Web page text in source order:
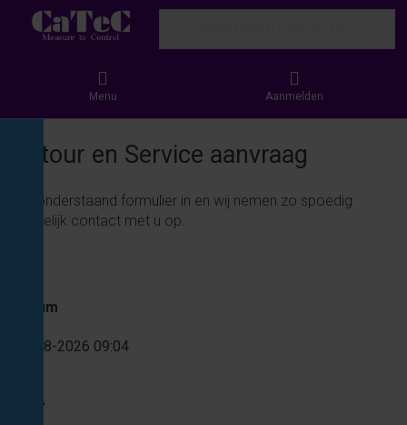
Menu Aanmelden
Retour en Service aanvraag
Vul onderstaand formulier in en wij nemen zo spoedig
mogelijk contact met u op.
Datum
09-08-2026 09:04
RMA